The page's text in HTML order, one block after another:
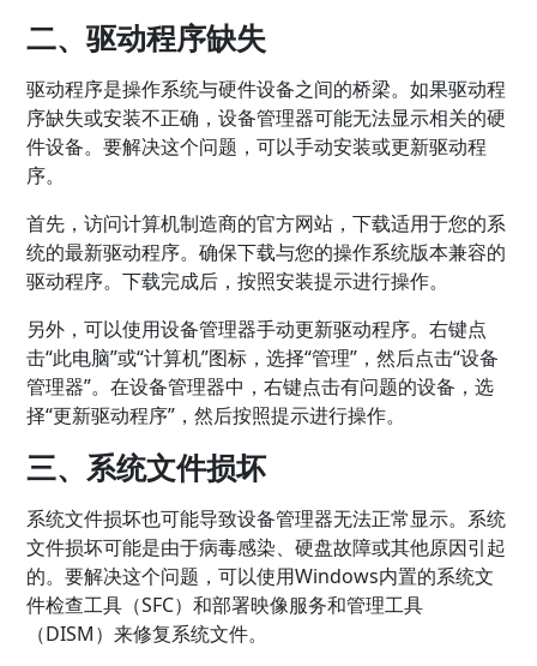
二、驱动程序缺失
驱动程序是操作系统与硬件设备之间的桥梁。如果驱动程
序缺失或安装不正确，设备管理器可能无法显示相关的硬
件设备。要解决这个问题，可以手动安装或更新驱动程
序。
首先，访问计算机制造商的官方网站，下载适用于您的系
统的最新驱动程序。确保下载与您的操作系统版本兼容的
驱动程序。下载完成后，按照安装提示进行操作。
另外，可以使用设备管理器手动更新驱动程序。右键点
击“此电脑”或“计算机”图标，选择“管理”，然后点击“设备
管理器”。在设备管理器中，右键点击有问题的设备，选
择“更新驱动程序”，然后按照提示进行操作。
三、系统文件损坏
系统文件损坏也可能导致设备管理器无法正常显示。系统
文件损坏可能是由于病毒感染、硬盘故障或其他原因引起
的。要解决这个问题，可以使用Windows内置的系统文
件检查工具（SFC）和部署映像服务和管理工具
（DISM）来修复系统文件。